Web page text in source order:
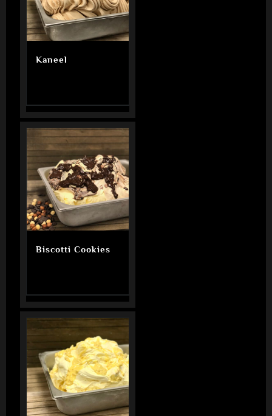
Kaneel
Biscotti Cookies